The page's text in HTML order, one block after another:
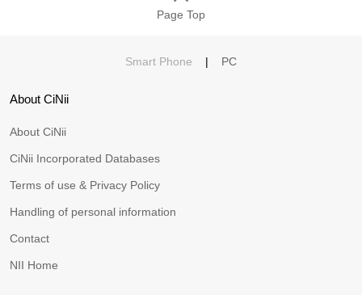
Page Top
Smart Phone | PC
About CiNii
About CiNii
CiNii Incorporated Databases
Terms of use & Privacy Policy
Handling of personal information
Contact
NII Home